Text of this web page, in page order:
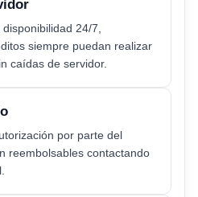
24/7,
siempre puedan realizar
caídas de servidor.
por parte del
reembolsables contactando